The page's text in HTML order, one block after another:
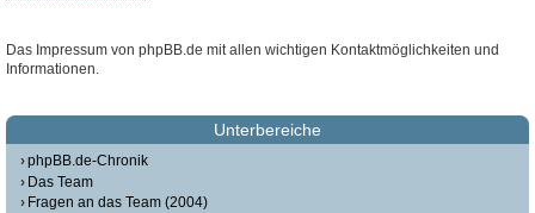
Das Impressum von phpBB.de mit allen wichtigen Kontaktmöglichkeiten und
Informationen.
Unterbereiche
phpBB.de-Chronik
Das Team
Fragen an das Team (2004)